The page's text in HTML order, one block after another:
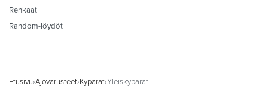
Renkaat
Random-löydöt
Etusivu›Ajovarusteet›Kypärät›Yleiskypärät